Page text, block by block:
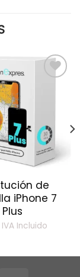
de
iPhone 7
Plus
IVA Incluido